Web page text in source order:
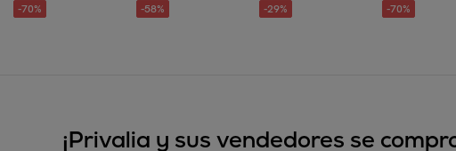
-70% -58% -29% -70%
¡Privalia y sus vendedores se